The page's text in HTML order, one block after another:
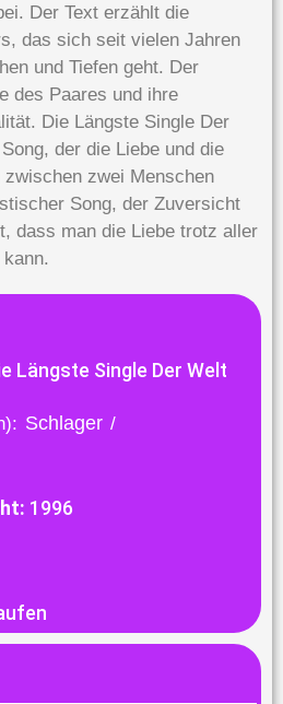
Der Text erzählt die
das sich seit vielen Jahren
und Tiefen geht. Der
des Paares und ihre
Die Längste Single Der
der die Liebe und die
zwischen zwei Menschen
Song, der Zuversicht
dass man die Liebe trotz aller
Längste Single Der Welt
Schlager /
1996